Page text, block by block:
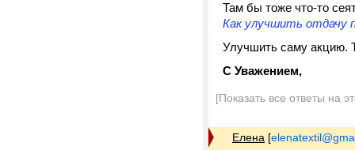
Там бы тоже что-то
Как улучшить отдачу
Улучшить саму акцию.
С Уважением,
[Показать все ответы на
Елена [